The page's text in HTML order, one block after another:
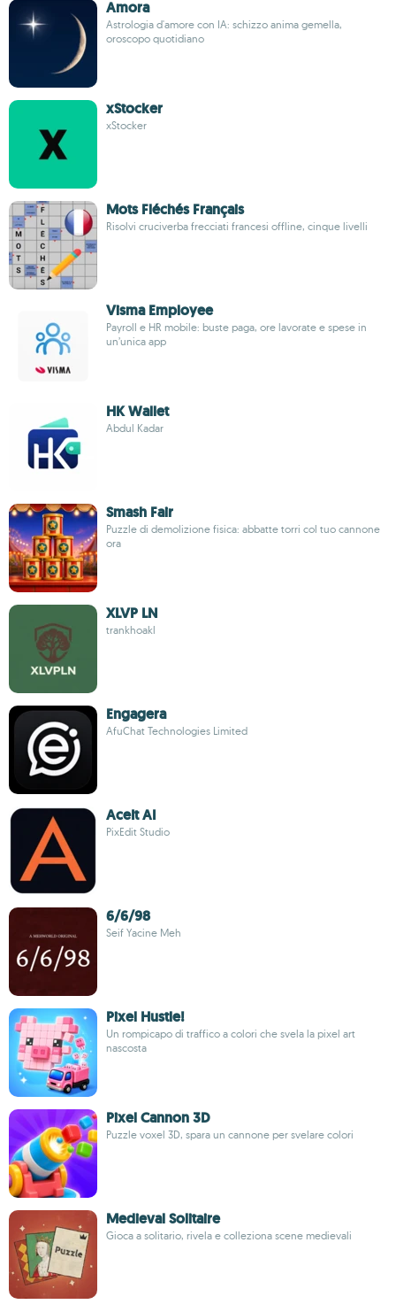
Amora
Astrologia d'amore con IA: schizzo anima gemella,
oroscopo quotidiano
xStocker
xStocker
Mots Fléchés Français
Risolvi cruciverba frecciati francesi offline, cinque livelli
Visma Employee
Payroll e HR mobile: buste paga, ore lavorate e spese in
un’unica app
HK Wallet
Abdul Kadar
Smash Fair
Puzzle di demolizione fisica: abbatte torri col tuo cannone
ora
XLVP LN
trankhoakl
Engagera
AfuChat Technologies Limited
AceIt AI
PixEdit Studio
6/6/98
Seif Yacine Meh
Pixel Hustle!
Un rompicapo di traffico a colori che svela la pixel art
nascosta
Pixel Cannon 3D
Puzzle voxel 3D, spara un cannone per svelare colori
Medieval Solitaire
Gioca a solitario, rivela e colleziona scene medievali